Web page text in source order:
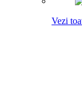
Vezi